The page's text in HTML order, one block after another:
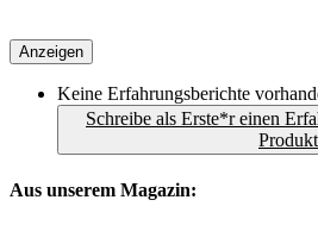
Anzeigen
Keine Erfahrungsberichte
Schreibe als Erste*r einen
Aus unserem Magazin: